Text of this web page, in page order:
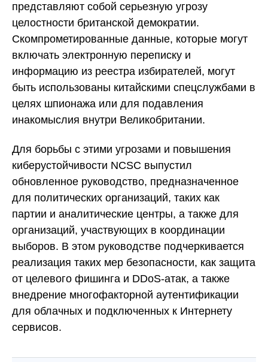
представляют собой серьезную угрозу
целостности британской демократии.
Скомпрометированные данные, которые могут
включать электронную переписку и
информацию из реестра избирателей, могут
быть использованы китайскими спецслужбами в
целях шпионажа или для подавления
инакомыслия внутри Великобритании.
Для борьбы с этими угрозами и повышения
киберустойчивости NCSC выпустил
обновленное руководство, предназначенное
для политических организаций, таких как
партии и аналитические центры, а также для
организаций, участвующих в координации
выборов. В этом руководстве подчеркивается
реализация таких мер безопасности, как защита
от целевого фишинга и DDoS-атак, а также
внедрение многофакторной аутентификации
для облачных и подключенных к Интернету
сервисов.